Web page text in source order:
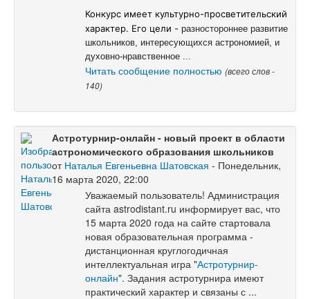
Конкурс имеет культурно-просветительский
характер. Его цели - разностороннее развитие
школьников, интересующихся астрономией, и
духовно-нравственное ...
Читать сообщение полностью (всего слов -
140)
Астротурнир-онлайн - новый проект в области
астрономического образования школьников
от Наталья Евгеньевна Шатовская - Понедельник,
16 марта 2020, 22:00
Уважаемый пользователь! Администрация
сайта astrodistant.ru информирует вас, что
15 марта 2020 года на сайте стартовала
новая образовательная программа -
дистанционная круглогодичная
интеллектуальная игра "Астротурнир-
онлайн". Задания астротурнира имеют
практический характер и связаны с ...